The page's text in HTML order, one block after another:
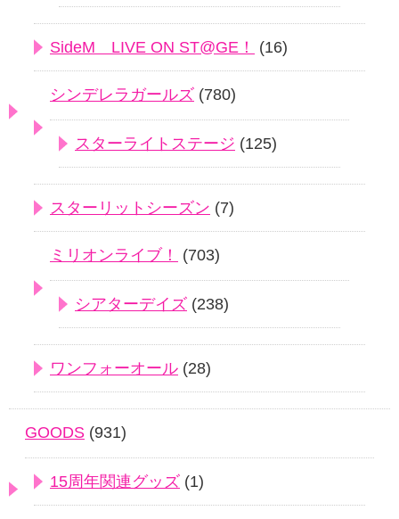
SideM LIVE ON ST@GE！ (16)
シンデレラガールズ (780)
スターライトステージ (125)
スターリットシーズン (7)
ミリオンライブ！ (703)
シアターデイズ (238)
ワンフォーオール (28)
GOODS (931)
15周年関連グッズ (1)